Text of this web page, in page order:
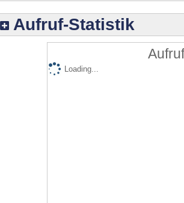
Aufruf-Statistik
Loading...